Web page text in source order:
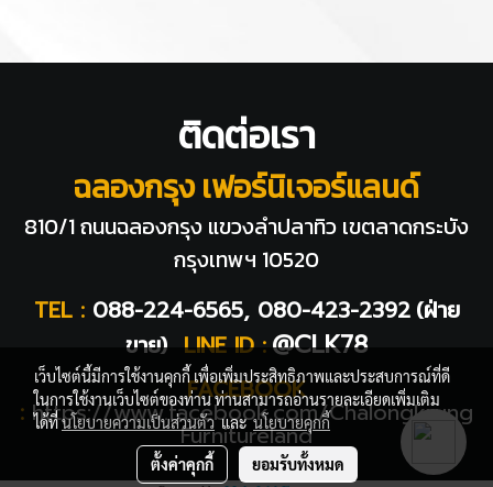
ติดต่อเรา
ฉลองกรุง เฟอร์นิเจอร์แลนด์
810/1 ถนนฉลองกรุง แขวงลำปลาทิว เขตลาดกระบัง
กรุงเทพฯ 10520
TEL : 088-224-6565, 080-423-2392 (ฝ่าย
ขาย) LINE ID : @CLK78
FACEBOOK
: https://www.facebook.com/Chalongkrung
Furnitureland
เว็บไซต์นี้มีการใช้งานคุกกี้ เพื่อเพิ่มประสิทธิภาพและประสบการณ์ที่ดี
ในการใช้งานเว็บไซต์ของท่าน ท่านสามารถอ่านรายละเอียดเพิ่มเติม
ได้ที่นโยบายความเป็นส่วนตัวและนโยบายคุกกี้
ตั้งค่าคุกกี้ ยอมรับทั้งหมด